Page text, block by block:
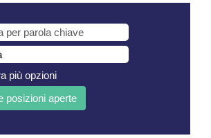
più opzioni